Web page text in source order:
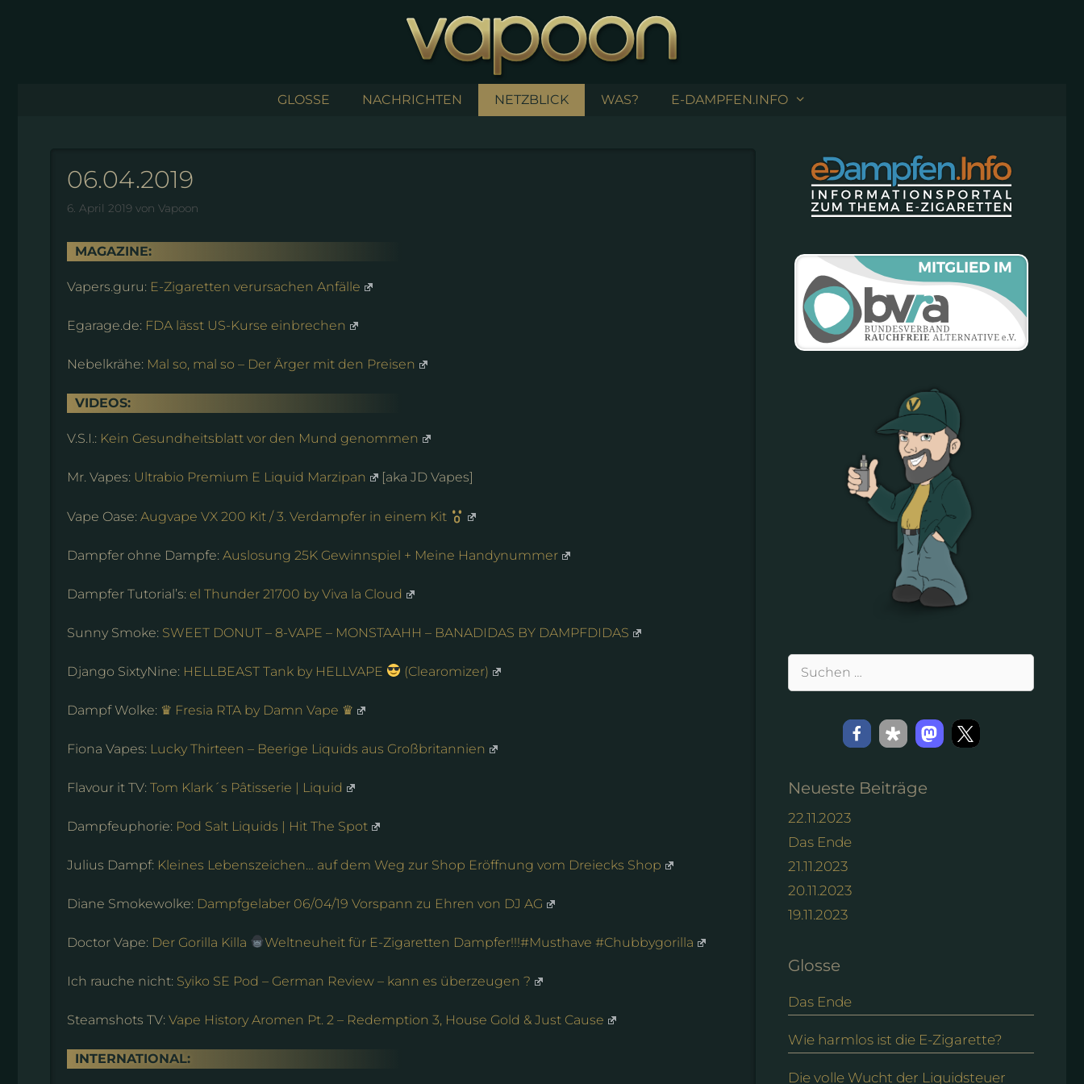
GLOSSE NACHRICHTEN NETZBLICK WAS? E-DAMPFEN.INFO
06.04.2019
6. April 2019 von Vapoon
MAGAZINE:
Vapers.guru: E-Zigaretten verursachen Anfälle
Egarage.de: FDA lässt US-Kurse einbrechen
Nebelkrähe: Mal so, mal so – Der Ärger mit den Preisen
VIDEOS:
V.S.I.: Kein Gesundheitsblatt vor den Mund genommen
Mr. Vapes: Ultrabio Premium E Liquid Marzipan [aka JD Vapes]
Vape Oase: Augvape VX 200 Kit / 3. Verdampfer in einem Kit
Dampfer ohne Dampfe: Auslosung 25K Gewinnspiel + Meine Handynummer
Dampfer Tutorial’s: el Thunder 21700 by Viva la Cloud
Sunny Smoke: SWEET DONUT – 8-VAPE – MONSTAAHH – BANADIDAS BY DAMPFDIDAS
Django SixtyNine: HELLBEAST Tank by HELLVAPE (Clearomizer)
Dampf Wolke: ♛ Fresia RTA by Damn Vape ♛
Fiona Vapes: Lucky Thirteen – Beerige Liquids aus Großbritannien
Flavour it TV: Tom Klark´s Pâtisserie | Liquid
Dampfeuphorie: Pod Salt Liquids | Hit The Spot
Julius Dampf: Kleines Lebenszeichen… auf dem Weg zur Shop Eröffnung vom Dreiecks Shop
Diane Smokewolke: Dampfgelaber 06/04/19 Vorspann zu Ehren von DJ AG
Doctor Vape: Der Gorilla Killa Weltneuheit für E-Zigaretten Dampfer!!!#Musthave #Chubbygorilla
Ich rauche nicht: Syiko SE Pod – German Review – kann es überzeugen ?
Steamshots TV: Vape History Aromen Pt. 2 – Redemption 3, House Gold & Just Cause
INTERNATIONAL:
Suchen
Neueste Beiträge
22.11.2023
Das Ende
21.11.2023
20.11.2023
19.11.2023
Glosse
Das Ende
Wie harmlos ist die E-Zigarette?
Die volle Wucht der Liquidsteuer